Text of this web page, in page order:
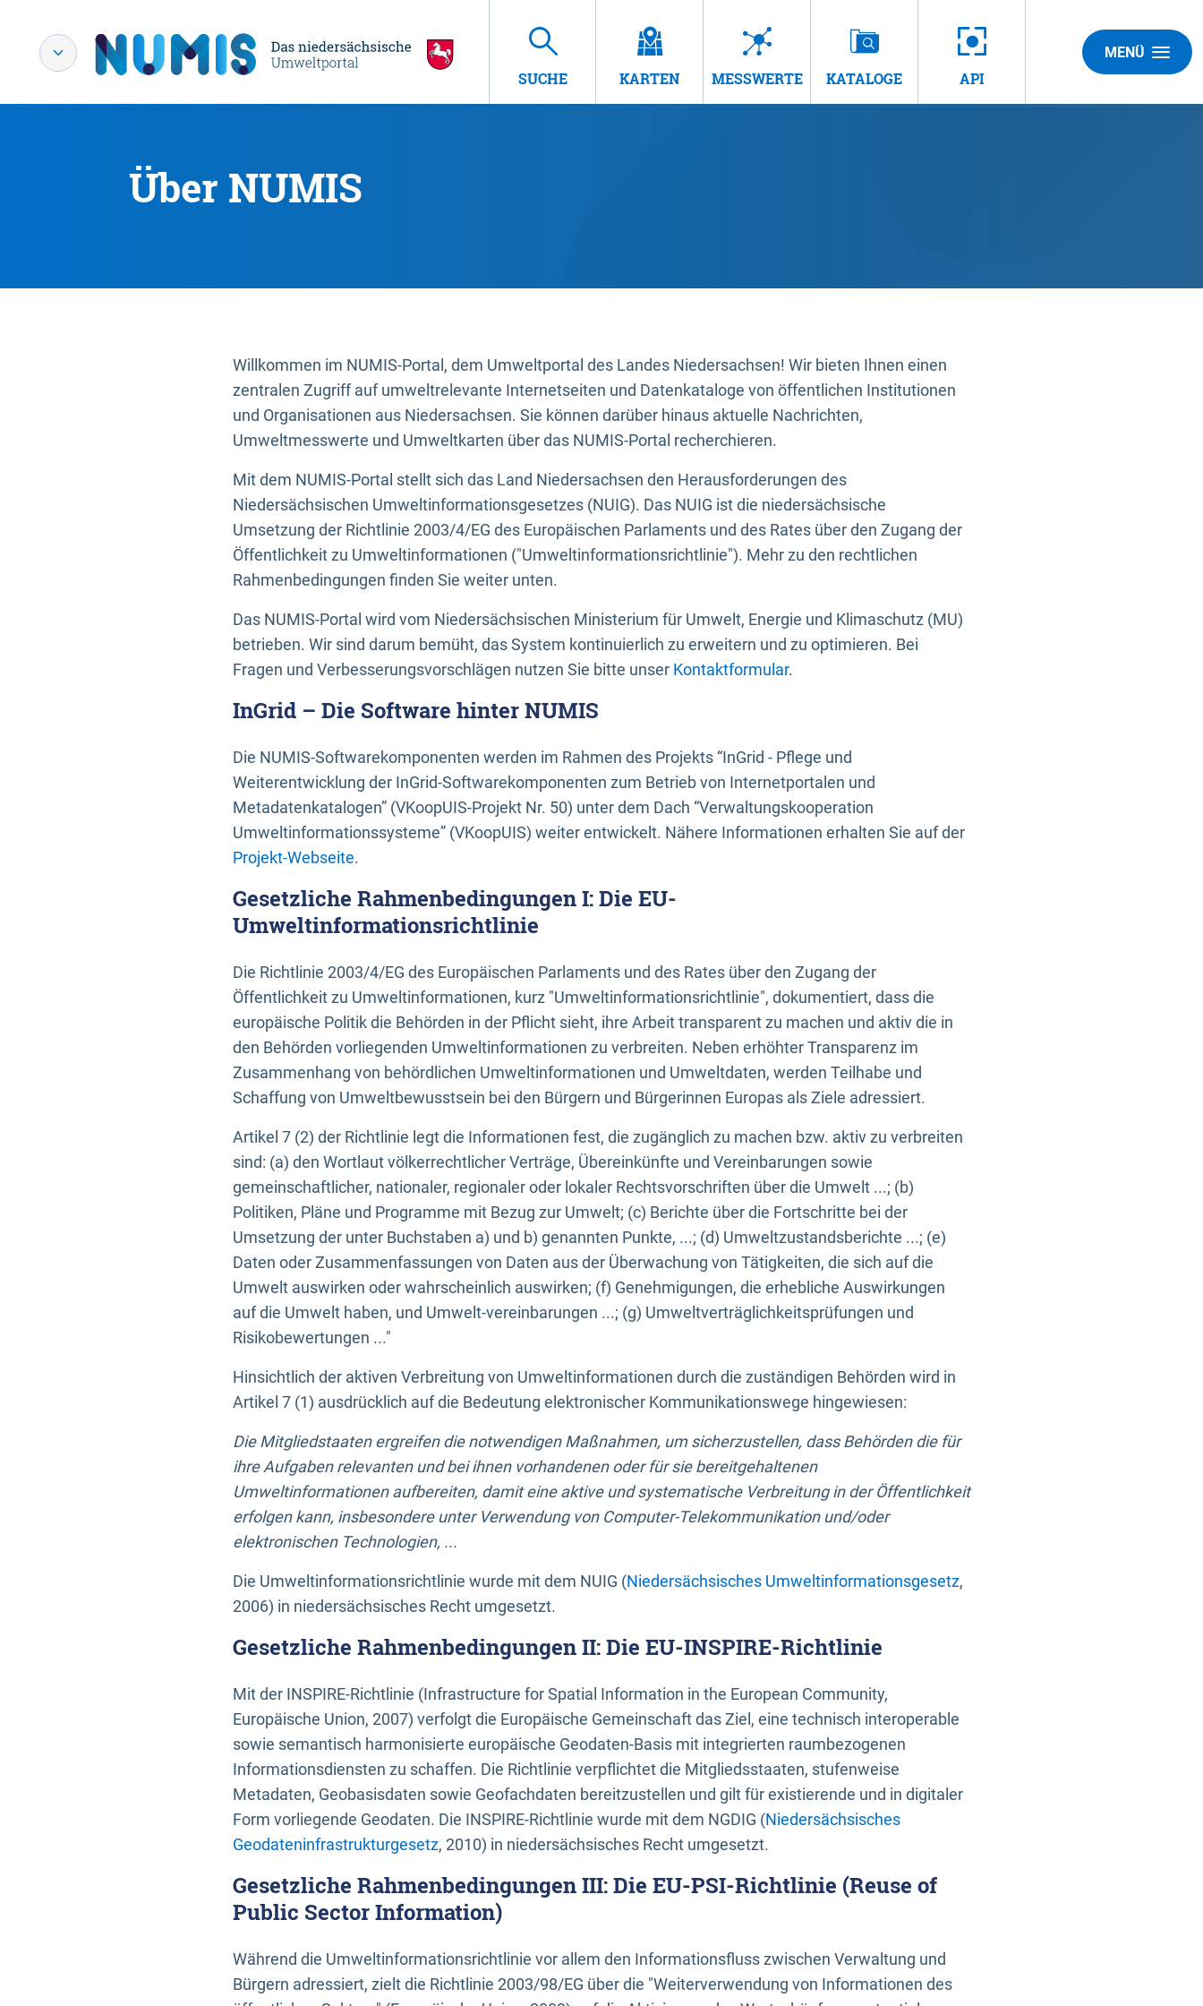
SUCHE KARTEN MESSWERTE KATALOGE API
MENÜ
Über NUMIS
Willkommen im NUMIS-Portal, dem Umweltportal des Landes Niedersachsen! Wir bieten Ihnen einen
zentralen Zugriff auf umweltrelevante Internetseiten und Datenkataloge von öffentlichen Institutionen
und Organisationen aus Niedersachsen. Sie können darüber hinaus aktuelle Nachrichten,
Umweltmesswerte und Umweltkarten über das NUMIS-Portal recherchieren.
Mit dem NUMIS-Portal stellt sich das Land Niedersachsen den Herausforderungen des
Niedersächsischen Umweltinformationsgesetzes (NUIG). Das NUIG ist die niedersächsische
Umsetzung der Richtlinie 2003/4/EG des Europäischen Parlaments und des Rates über den Zugang der
Öffentlichkeit zu Umweltinformationen ("Umweltinformationsrichtlinie"). Mehr zu den rechtlichen
Rahmenbedingungen finden Sie weiter unten.
Das NUMIS-Portal wird vom Niedersächsischen Ministerium für Umwelt, Energie und Klimaschutz (MU)
betrieben. Wir sind darum bemüht, das System kontinuierlich zu erweitern und zu optimieren. Bei
Fragen und Verbesserungsvorschlägen nutzen Sie bitte unser Kontaktformular.
InGrid – Die Software hinter NUMIS
Die NUMIS-Softwarekomponenten werden im Rahmen des Projekts “InGrid - Pflege und
Weiterentwicklung der InGrid-Softwarekomponenten zum Betrieb von Internetportalen und
Metadatenkatalogen” (VKoopUIS-Projekt Nr. 50) unter dem Dach “Verwaltungskooperation
Umweltinformationssysteme” (VKoopUIS) weiter entwickelt. Nähere Informationen erhalten Sie auf der
Projekt-Webseite.
Gesetzliche Rahmenbedingungen I: Die EU-
Umweltinformationsrichtlinie
Die Richtlinie 2003/4/EG des Europäischen Parlaments und des Rates über den Zugang der
Öffentlichkeit zu Umweltinformationen, kurz "Umweltinformationsrichtlinie", dokumentiert, dass die
europäische Politik die Behörden in der Pflicht sieht, ihre Arbeit transparent zu machen und aktiv die in
den Behörden vorliegenden Umweltinformationen zu verbreiten. Neben erhöhter Transparenz im
Zusammenhang von behördlichen Umweltinformationen und Umweltdaten, werden Teilhabe und
Schaffung von Umweltbewusstsein bei den Bürgern und Bürgerinnen Europas als Ziele adressiert.
Artikel 7 (2) der Richtlinie legt die Informationen fest, die zugänglich zu machen bzw. aktiv zu verbreiten
sind: (a) den Wortlaut völkerrechtlicher Verträge, Übereinkünfte und Vereinbarungen sowie
gemeinschaftlicher, nationaler, regionaler oder lokaler Rechtsvorschriften über die Umwelt ...; (b)
Politiken, Pläne und Programme mit Bezug zur Umwelt; (c) Berichte über die Fortschritte bei der
Umsetzung der unter Buchstaben a) und b) genannten Punkte, ...; (d) Umweltzustandsberichte ...; (e)
Daten oder Zusammenfassungen von Daten aus der Überwachung von Tätigkeiten, die sich auf die
Umwelt auswirken oder wahrscheinlich auswirken; (f) Genehmigungen, die erhebliche Auswirkungen
auf die Umwelt haben, und Umwelt-vereinbarungen ...; (g) Umweltverträglichkeitsprüfungen und
Risikobewertungen ..."
Hinsichtlich der aktiven Verbreitung von Umweltinformationen durch die zuständigen Behörden wird in
Artikel 7 (1) ausdrücklich auf die Bedeutung elektronischer Kommunikationswege hingewiesen:
Die Mitgliedstaaten ergreifen die notwendigen Maßnahmen, um sicherzustellen, dass Behörden die für
ihre Aufgaben relevanten und bei ihnen vorhandenen oder für sie bereitgehaltenen
Umweltinformationen aufbereiten, damit eine aktive und systematische Verbreitung in der Öffentlichkeit
erfolgen kann, insbesondere unter Verwendung von Computer-Telekommunikation und/oder
elektronischen Technologien, ...
Die Umweltinformationsrichtlinie wurde mit dem NUIG (Niedersächsisches Umweltinformationsgesetz,
2006) in niedersächsisches Recht umgesetzt.
Gesetzliche Rahmenbedingungen II: Die EU-INSPIRE-Richtlinie
Mit der INSPIRE-Richtlinie (Infrastructure for Spatial Information in the European Community,
Europäische Union, 2007) verfolgt die Europäische Gemeinschaft das Ziel, eine technisch interoperable
sowie semantisch harmonisierte europäische Geodaten-Basis mit integrierten raumbezogenen
Informationsdiensten zu schaffen. Die Richtlinie verpflichtet die Mitgliedsstaaten, stufenweise
Metadaten, Geobasisdaten sowie Geofachdaten bereitzustellen und gilt für existierende und in digitaler
Form vorliegende Geodaten. Die INSPIRE-Richtlinie wurde mit dem NGDIG (Niedersächsisches
Geodateninfrastrukturgesetz, 2010) in niedersächsisches Recht umgesetzt.
Gesetzliche Rahmenbedingungen III: Die EU-PSI-Richtlinie (Reuse of
Public Sector Information)
Während die Umweltinformationsrichtlinie vor allem den Informationsfluss zwischen Verwaltung und
Bürgern adressiert, zielt die Richtlinie 2003/98/EG über die "Weiterverwendung von Informationen des